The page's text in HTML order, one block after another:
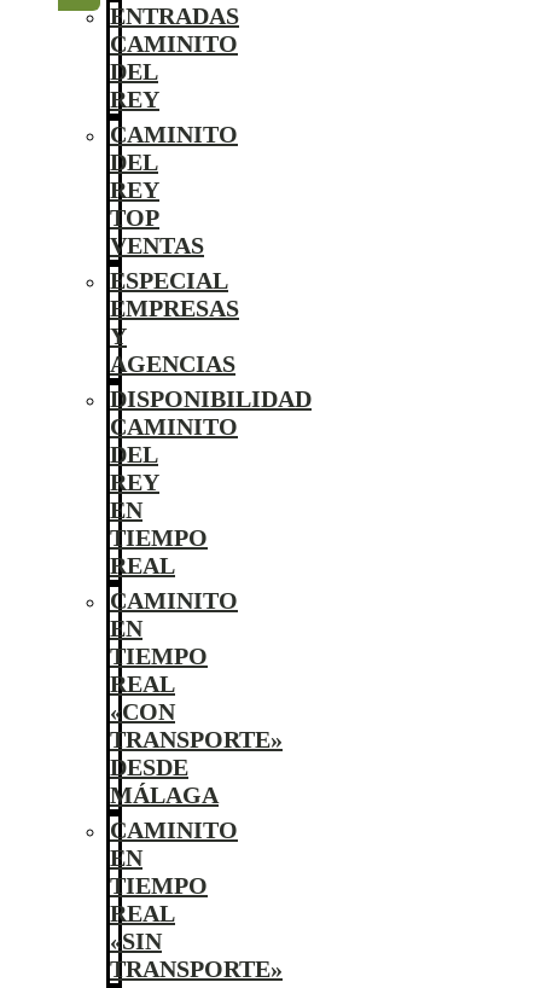
ENTRADAS
CAMINITO
DEL
REY
CAMINITO
DEL
REY
TOP
VENTAS
ESPECIAL
EMPRESAS
Y
AGENCIAS
DISPONIBILIDAD
CAMINITO
DEL
REY
EN
TIEMPO
REAL
CAMINITO
EN
TIEMPO
REAL
«CON
TRANSPORTE»
DESDE
MÁLAGA
CAMINITO
EN
TIEMPO
REAL
«SIN
TRANSPORTE»